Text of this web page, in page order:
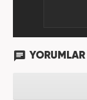
YORUMLAR